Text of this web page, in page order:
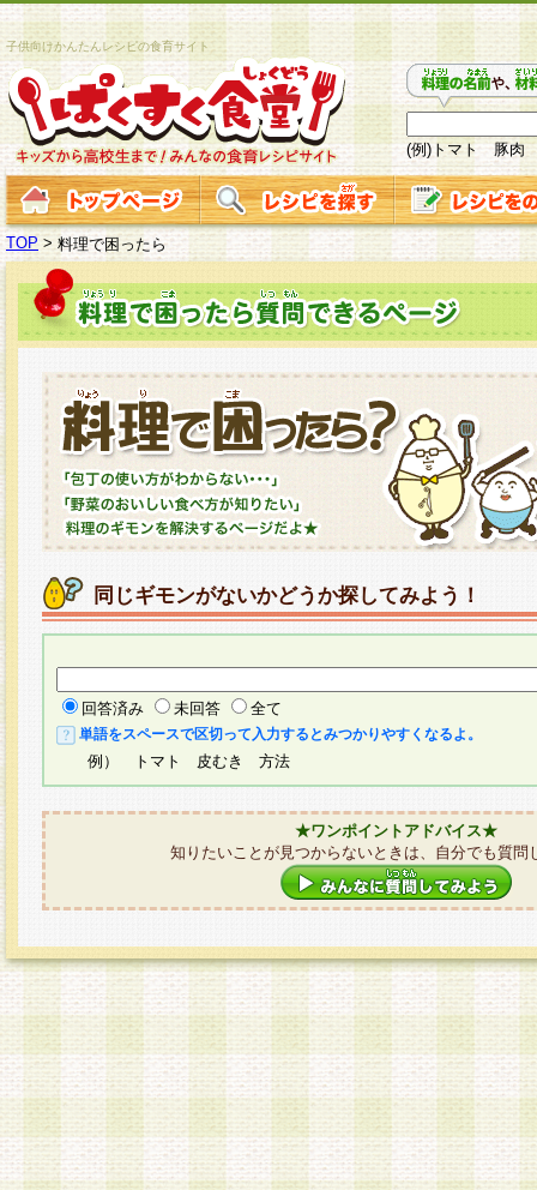
子供向けかんたんレシピの食育サイト
(例)トマト 豚肉
TOP >料理で困ったら
同じギモンがないかどうか探してみよう！
回答済み 未回答 全て
単語をスペースで区切って入力するとみつかりやすくなるよ。
例） トマト 皮むき 方法
★ワンポイントアドバイス★
知りたいことが見つからないときは、自分でも質問